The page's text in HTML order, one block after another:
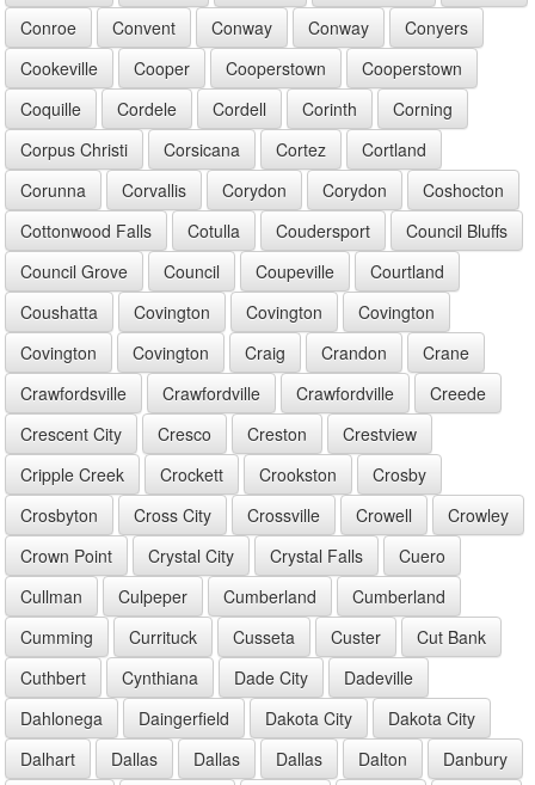
Conroe
Convent Conway Conway
Conyers
Cookeville
Cooper Cooperstown
Cooperstown
Coquille
Cordele Cordell Corinth
Corning
Corpus Christi
Corsicana Cortez
Cortland
Corunna
Corvallis Corydon Corydon
Coshocton
Cottonwood Falls
Cotulla Coudersport
Council Bluffs
Council Grove
Council Coupeville
Courtland
Coushatta
Covington Covington
Covington
Covington
Covington Craig Crandon
Crane
Crawfordsville
Crawfordville Crawfordville
Creede
Crescent City
Cresco Creston
Crestview
Cripple Creek
Crockett Crookston
Crosby
Crosbyton
Cross City Crossville Crowell
Crowley
Crown Point
Crystal City Crystal Falls
Cuero
Cullman
Culpeper Cumberland
Cumberland
Cumming
Currituck Cusseta Custer
Cut Bank
Cuthbert
Cynthiana Dade City
Dadeville
Dahlonega
Daingerfield Dakota City
Dakota City
Dalhart
Dallas Dallas Dallas Dalton
Danbury